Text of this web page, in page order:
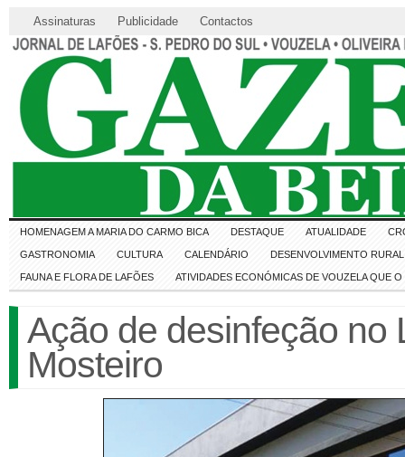
Assinaturas Publicidade Contactos
HOMENAGEM A MARIA DO CARMO BICA DESTAQUE ATUALIDADE
GASTRONOMIA CULTURA CALENDÁRIO DESENVOLVIMENTO RURAL
FAUNA E FLORA DE LAFÕES ATIVIDADES ECONÓMICAS DE VOUZELA QUE
Ação de desinfeção no
Mosteiro